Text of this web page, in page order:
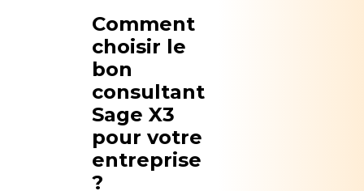
Comment
choisir le
bon
consultant
Sage X3
pour votre
entreprise
?